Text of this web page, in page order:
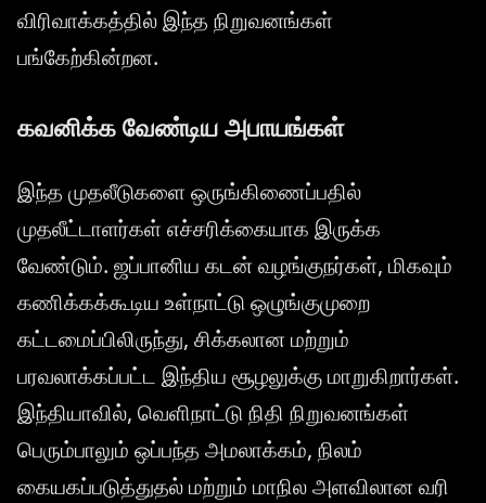
விரிவாக்கத்தில் இந்த நிறுவனங்கள்
பங்கேற்கின்றன.
கவனிக்க வேண்டிய அபாயங்கள்
இந்த முதலீடுகளை ஒருங்கிணைப்பதில்
முதலீட்டாளர்கள் எச்சரிக்கையாக இருக்க
வேண்டும். ஜப்பானிய கடன் வழங்குநர்கள், மிகவும்
கணிக்கக்கூடிய உள்நாட்டு ஒழுங்குமுறை
கட்டமைப்பிலிருந்து, சிக்கலான மற்றும்
பரவலாக்கப்பட்ட இந்திய சூழலுக்கு மாறுகிறார்கள்.
இந்தியாவில், வெளிநாட்டு நிதி நிறுவனங்கள்
பெரும்பாலும் ஒப்பந்த அமலாக்கம், நிலம்
கையகப்படுத்துதல் மற்றும் மாநில அளவிலான வரி